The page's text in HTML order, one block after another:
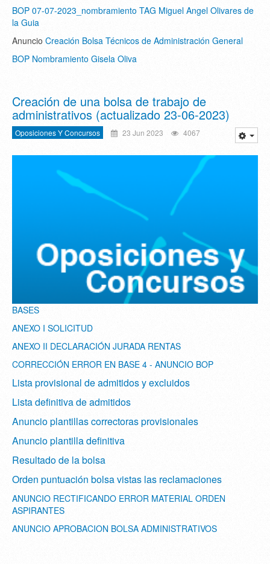
BOP 07-07-2023_nombramiento TAG Miguel Angel Olivares de
la Guia
Anuncio Creación Bolsa Técnicos de Administración General
BOP Nombramiento Gisela Oliva
Creación de una bolsa de trabajo de
administrativos (actualizado 23-06-2023)
Oposiciones Y Concursos 23 Jun 2023 4067
BASES
ANEXO I SOLICITUD
ANEXO II DECLARACIÓN JURADA RENTAS
CORRECCIÓN ERROR EN BASE 4 - ANUNCIO BOP
Lista provisional de admitidos y excluidos
Lista definitiva de admitidos
Anuncio plantillas correctoras provisionales
Anuncio plantilla definitiva
Resultado de la bolsa
Orden puntuación bolsa vistas las reclamaciones
ANUNCIO RECTIFICANDO ERROR MATERIAL ORDEN
ASPIRANTES
ANUNCIO APROBACION BOLSA ADMINISTRATIVOS